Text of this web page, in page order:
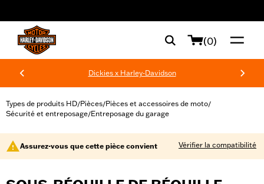
(0)
Dickies x Harley-Davidson
Types de produits HD/Pièces/Pièces et accessoires de moto/
Sécurité et entreposage/Entreposage du garage
Assurez-vous que cette pièce convient Vérifier la compatibilité